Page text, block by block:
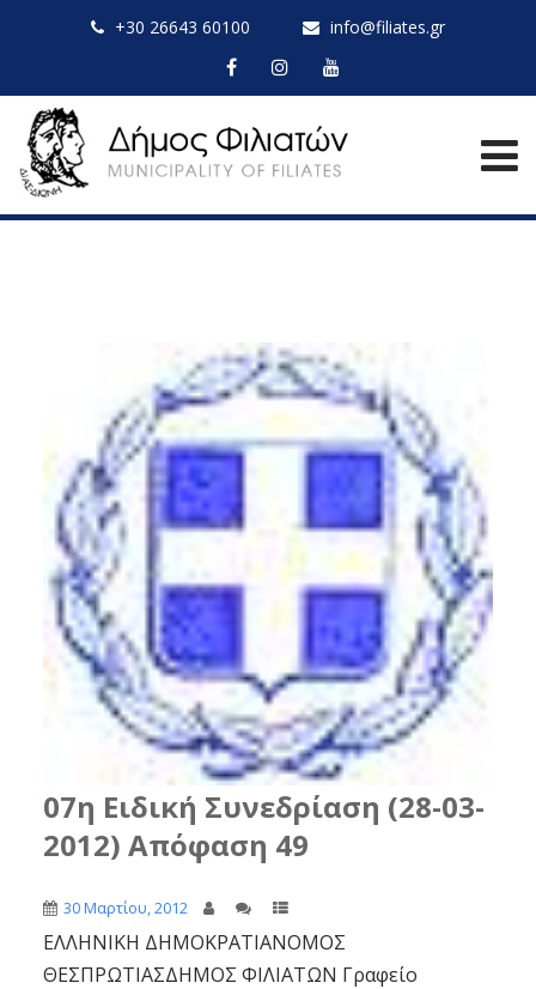
+30 26643 60100 info@filiates.gr
07η Ειδική Συνεδρίαση (28-03-
2012) Απόφαση 49
30 Μαρτίου, 2012
ΕΛΛΗΝΙΚΗ ΔΗΜΟΚΡΑΤΙΑΝΟΜΟΣ
ΘΕΣΠΡΩΤΙΑΣΔΗΜΟΣ ΦΙΛΙΑΤΩΝ Γραφείο